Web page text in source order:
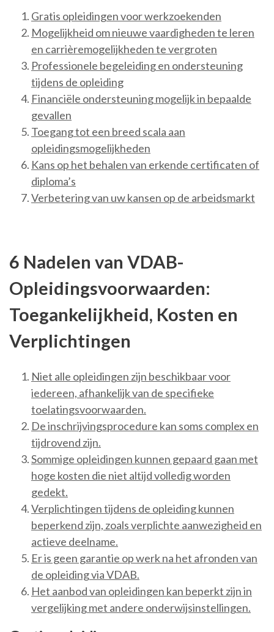
Gratis opleidingen voor werkzoekenden
Mogelijkheid om nieuwe vaardigheden te leren
en carrièremogelijkheden te vergroten
Professionele begeleiding en ondersteuning
tijdens de opleiding
Financiële ondersteuning mogelijk in bepaalde
gevallen
Toegang tot een breed scala aan
opleidingsmogelijkheden
Kans op het behalen van erkende certificaten of
diploma’s
Verbetering van uw kansen op de arbeidsmarkt
6 Nadelen van VDAB-
Opleidingsvoorwaarden:
Toegankelijkheid, Kosten en
Verplichtingen
Niet alle opleidingen zijn beschikbaar voor
iedereen, afhankelijk van de specifieke
toelatingsvoorwaarden.
De inschrijvingsprocedure kan soms complex en
tijdrovend zijn.
Sommige opleidingen kunnen gepaard gaan met
hoge kosten die niet altijd volledig worden
gedekt.
Verplichtingen tijdens de opleiding kunnen
beperkend zijn, zoals verplichte aanwezigheid en
actieve deelname.
Er is geen garantie op werk na het afronden van
de opleiding via VDAB.
Het aanbod van opleidingen kan beperkt zijn in
vergelijking met andere onderwijsinstellingen.